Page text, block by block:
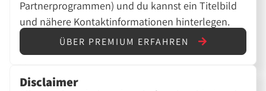
Partnerprogrammen) und du kannst ein Titelbild
und nähere Kontaktinformationen hinterlegen.
ÜBER PREMIUM ERFAHREN
Disclaimer